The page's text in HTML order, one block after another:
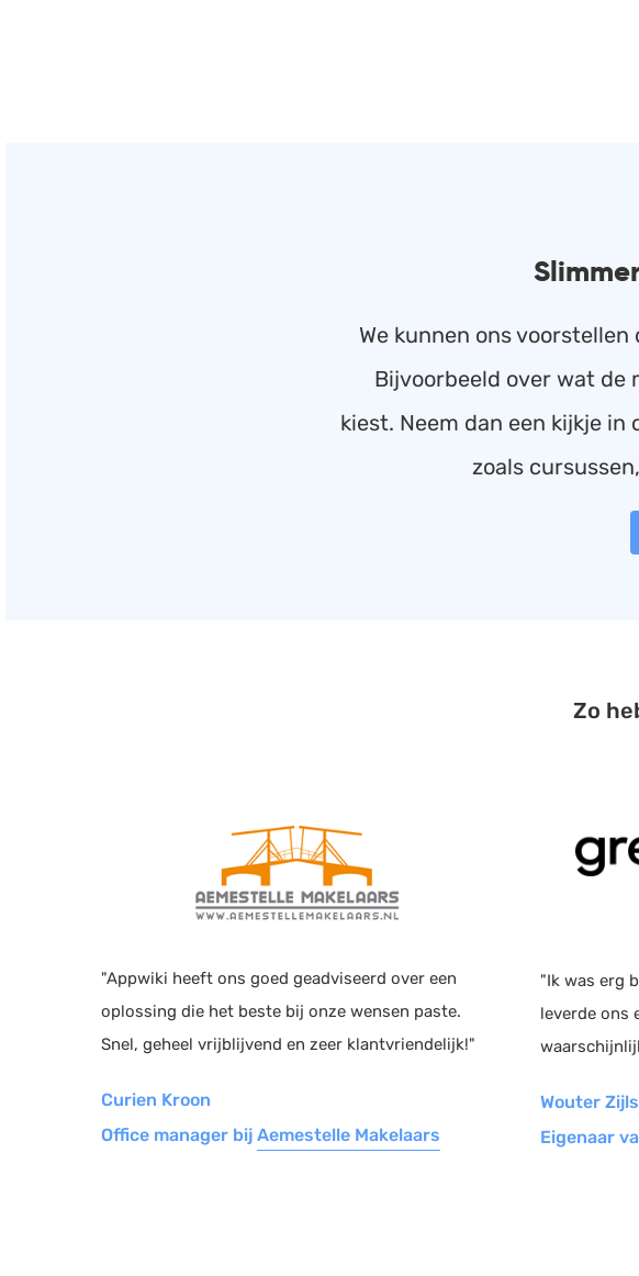
We kunnen ons
Bijvoorbeeld over wat de
kiest. Neem dan een kijkje
zoals
"Appwiki heeft ons goed geadviseerd over een
oplossing die het beste bij onze wensen paste.
Snel, geheel vrijblijvend en zeer klantvriendelijk!"
Curien Kroon
Office manager bij Aemestelle Makelaars
Zo
"Ik was erg
leverde ons
Wouter
Eigenaar